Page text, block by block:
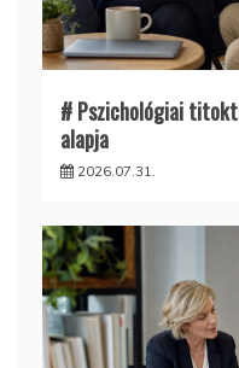
# Pszichológiai
alapja
2026.07.31.